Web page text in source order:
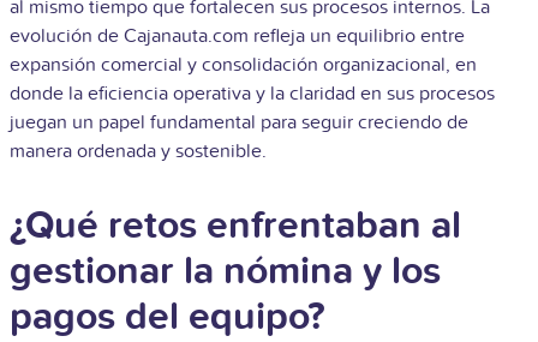
al mismo tiempo que fortalecen sus procesos internos. La
evolución de Cajanauta.com refleja un equilibrio entre
expansión comercial y consolidación organizacional, en
donde la eficiencia operativa y la claridad en sus procesos
juegan un papel fundamental para seguir creciendo de
manera ordenada y sostenible.
¿Qué retos enfrentaban al
gestionar la nómina y los
pagos del equipo?